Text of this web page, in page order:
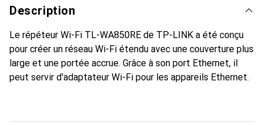
Description
Le répéteur Wi-Fi TL-WA850RE de TP-LINK a été conçu
pour créer un réseau Wi-Fi étendu avec une couverture plus
large et une portée accrue. Grâce à son port Ethernet, il
peut servir d'adaptateur Wi-Fi pour les appareils Ethernet.